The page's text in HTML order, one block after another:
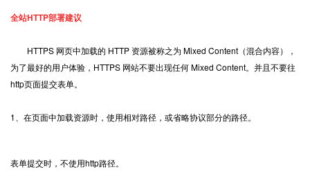
全站HTTP部署建议
HTTPS 网页中加载的 HTTP 资源被称之为 Mixed Content（混合内容），
为了最好的用户体验，HTTPS 网站不要出现任何 Mixed Content。并且不要往
http页面提交表单。
1、在页面中加载资源时，使用相对路径，或省略协议部分的路径。
表单提交时，不使用http路径。